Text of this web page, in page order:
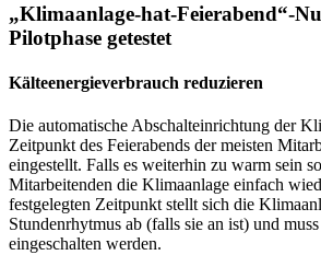
„Klimaanlage-hat-Feierabend“-
Pilotphase getestet
Kälteenergieverbrauch reduzieren
Die automatische Abschalteinrichtung der
Zeitpunkt des Feierabends der meisten
eingestellt. Falls es weiterhin zu warm sein
Mitarbeitenden die Klimaanlage einfach
festgelegten Zeitpunkt stellt sich die
Stundenrhytmus ab (falls sie an ist) und
eingeschalten werden.